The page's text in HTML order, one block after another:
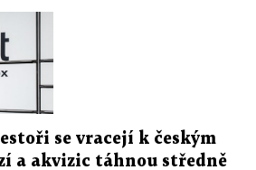
se vracejí k českým
a akvizic táhnou středně